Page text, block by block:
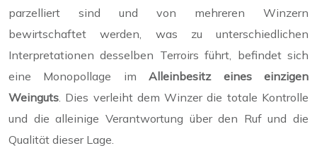
parzelliert sind und von mehreren Winzern
bewirtschaftet werden, was zu unterschiedlichen
Interpretationen desselben Terroirs führt, befindet sich
eine Monopollage imAlleinbesitz eines einzigen
Weinguts. Dies verleiht dem Winzer die totale Kontrolle
und die alleinige Verantwortung über den Ruf und die
Qualität dieser Lage.